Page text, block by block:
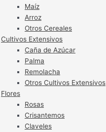
Maíz
Arroz
Otros Cereales
Cultivos Extensivos
Caña de Azúcar
Palma
Remolacha
Otros Cultivos Extensivos
Flores
Rosas
Crisantemos
Claveles